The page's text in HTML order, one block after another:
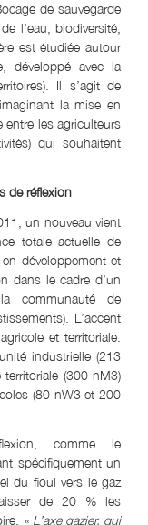
de sauvegarde
l’eau, biodiversité,
est étudiée autour
développé avec la
Il s’agit de
la mise en
entre les agriculteurs
qui souhaitent
de réflexion
un nouveau vient
totale actuelle de
développement et
dans le cadre d’un
communauté de
L’accent
et territoriale.
industrielle (213
(300 nM3)
(80 nW3 et 200
comme le
spécifiquement un
du fioul vers le gaz
de 20 % les
« L’axe gazier, qui